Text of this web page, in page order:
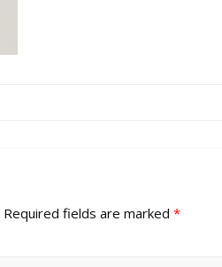
Required fields are marked *